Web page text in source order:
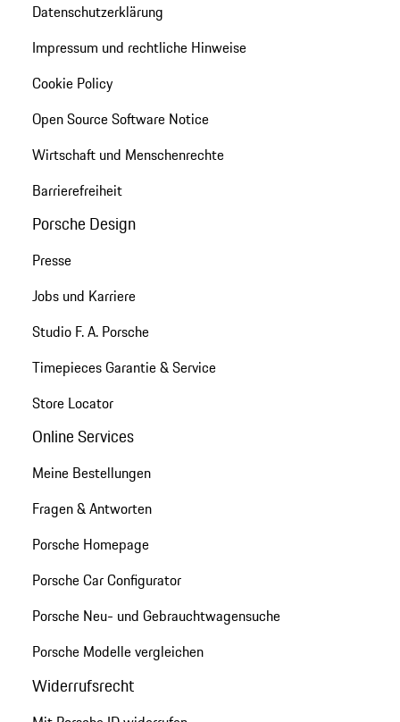
Datenschutzerklärung
Impressum und rechtliche Hinweise
Cookie Policy
Open Source Software Notice
Wirtschaft und Menschenrechte
Barrierefreiheit
Porsche Design
Presse
Jobs und Karriere
Studio F. A. Porsche
Timepieces Garantie & Service
Store Locator
Online Services
Meine Bestellungen
Fragen & Antworten
Porsche Homepage
Porsche Car Configurator
Porsche Neu- und Gebrauchtwagensuche
Porsche Modelle vergleichen
Widerrufsrecht